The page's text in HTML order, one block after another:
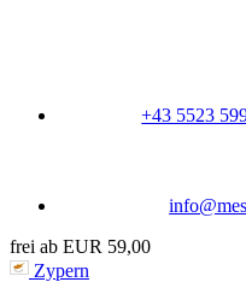
+43 5523
frei ab EUR 59,00
Zypern